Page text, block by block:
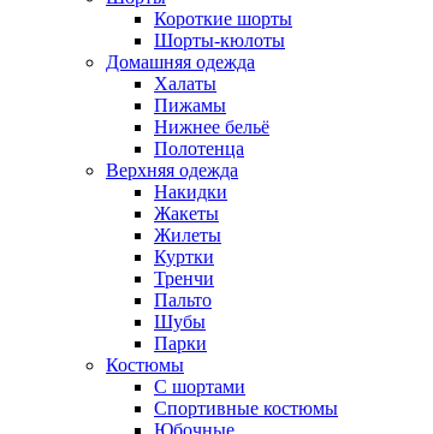
Короткие шорты
Шорты-кюлоты
Домашняя одежда
Халаты
Пижамы
Нижнее бельё
Полотенца
Верхняя одежда
Накидки
Жакеты
Жилеты
Куртки
Тренчи
Пальто
Шубы
Парки
Костюмы
С шортами
Спортивные костюмы